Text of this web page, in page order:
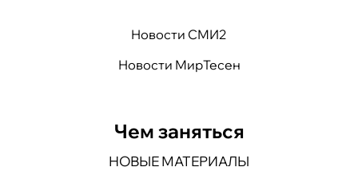
Новости СМИ2
Новости МирТесен
Чем заняться
НОВЫЕ МАТЕРИАЛЫ